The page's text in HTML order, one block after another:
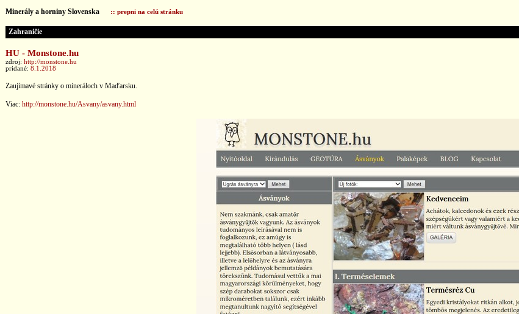
Minerály a horniny Slovenska :: prepni na celú stránku
Zahraničie
HU - Monstone.hu
zdroj: http://monstone.hu
pridané: 8.1.2018
Zaujímavé stránky o mineráloch v Maďarsku.
Viac: http://monstone.hu/Asvany/asvany.html